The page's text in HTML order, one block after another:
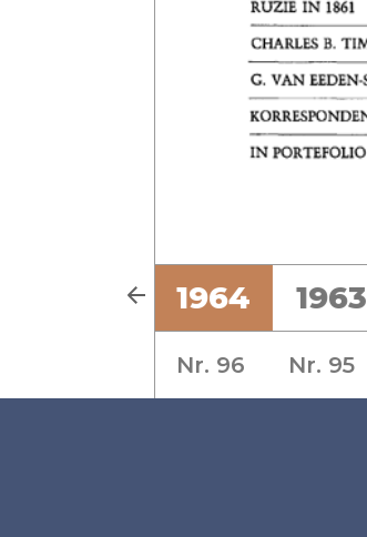
1965 1964 1963
Nr. 96 Nr. 95